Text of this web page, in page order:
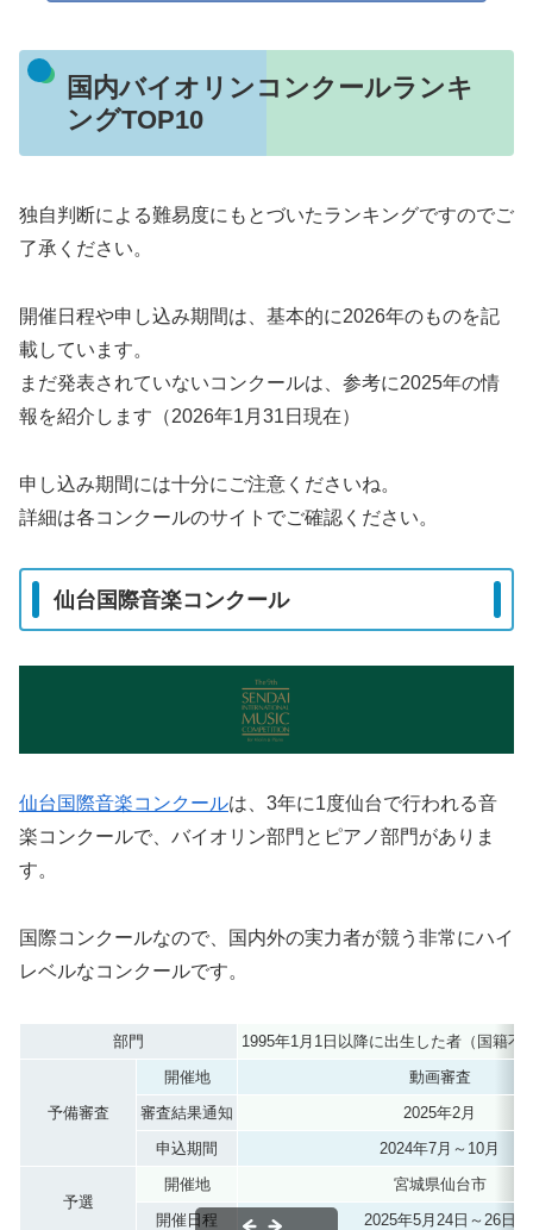
国内バイオリンコンクールランキ
ングTOP10
独自判断による難易度にもとづいたランキングですのでご
了承ください。
開催日程や申し込み期間は、基本的に2026年のものを記
載しています。
まだ発表されていないコンクールは、参考に2025年の情
報を紹介します（2026年1月31日現在）
申し込み期間には十分にご注意くださいね。
詳細は各コンクールのサイトでご確認ください。
仙台国際音楽コンクール
仙台国際音楽コンクールは、3年に1度仙台で行われる音
楽コンクールで、バイオリン部門とピアノ部門がありま
す。
国際コンクールなので、国内外の実力者が競う非常にハイ
レベルなコンクールです。
部門 1995年1月1日以降に出生した者（国籍不
予備審査
開催地
動画審査
審査結果通知
2025年2月
申込期間
2024年7月～10月
予選
開催地
宮城県仙台市
開催日程
2025年5月24日～26日